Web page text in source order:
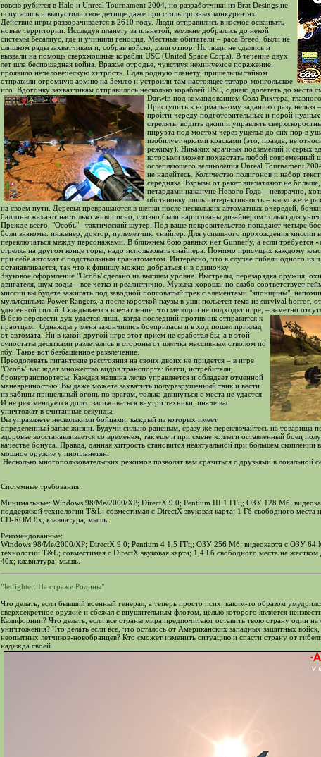
вовсю рубится в Halo и Unreal Tournament 2004, но разработчики из Brat Desings не
испугались и выпустили свое детище даже при столь грозных конкурентах.
Действие игры разворачивается в 2610 году. Люди отправились в космос осваивать
новые территории. Исследуя планету за планетой, земляне добрались до некой
системы Бесалиус, где и учинили геноцид. Местные обитатели – раса Breed, были не
слишком рады захватчикам и, собрав войско, дали отпор. Но люди не сдались и
вызвали на помощь сверхмощные корабли USC (United Space Corps). В течение двух
лет шла беспощадная война. Вражье отродье, чувствуя неминуемое поражение,
проявило нечеловеческую хитрость. Сдав родную планету, пришельцы тайком
отправили огромную армию на Землю и устроили там настоящее татаро-монгольское
иго. Вдогонку захватчикам отправилось несколько кораблей USC, однако долететь до места
Darwin под командованием Сола Рихтера,
Приступить к нормальному заданию сразу нельзя
пройти череду подготовительных и порой
стрелять, водить джип и управлять
пируэта под мостом через ущелье до сих пор в
изобилует яркими красками (это, правда, не
режиму). Никаких мрачных подземелий и серых
которыми может похвастать любой современный
ослепляющего великолепия Unreal Tournament
не надейтесь. Количество полигонов и набор
середняка. Взрывы от ракет впечатляют не
петардами накануне Нового Года – невзрачно,
обстановку лишь интерактивность – вы можете
на своем пути. Деревья превращаются в щепки после нескольких автоматных очередей,
баллоны жахают настолько живописно, словно были нарисованы дизайнером только для
Прежде всего, "Особь"– тактический шутер. Под ваше покровительство попадают четыре
боли знакомы: инженер, доктор, пулеметчик, снайпер. Для успешного прохождения миссии
переключаться между персонажами. В ближнем бою равных нет Gunner'у, а если требуется
стрелка на другом конце горы, надо использовать снайпера. Помимо присущих каждому
при себе автомат с подствольным гранатометом. Интересно, что в случае гибели одного из
останавливается, так что к финишу можно добраться и в одиночку
Звуковое оформление "Особь"сделано на высшем уровне. Выстрелы, перезарядка оружия,
двигателя, шум воды – все четко и реалистично. Музыка хороша, но слабо соответствует
миссии вы будете зажигать под заводной попсоватый трек с элементами "японщины",
мультфильма Power Rangers, а после короткой паузы в уши польется тема из survival horror,
удвоенной силой. Складывается впечатление, что мелодии не подходят игре, – заметно
В бою перевести дух удается лишь, когда последний противник отправится к
праотцам. Однажды у меня закончились боеприпасы и в ход пошел приклад
от автомата. Ни в какой другой игре этот прием не сработал бы, а в этой
супостаты десятками разлетались в стороны от щелчка массивным стволом по
лбу. Такое вот безбашенное развлечение.
Преодолевать гигантские расстояния на своих двоих не придется – в игре
"Особь" вас ждет множество видов транспорта: багги, истребители,
бронетранспортеры. Каждая машина легко управляется и обладает отменной
маневренностью. Вы даже можете захватить полуразрушенный танк и вести
из кабины прицельный огонь по врагам, только двинуться с места не удастся.
И не рекомендуется долго засиживаться внутри техники, иначе вас
уничтожат в считанные секунды.
Вы управляете несколькими бойцами, каждый из которых имеет
определенный запас жизни. Будучи сильно раненым, сразу же переключайтесь на товарища
здоровье восстанавливается со временем, так еще и при смене коллеги оставленный боец
качестве бонуса. Правда, данная хитрость становится неактуальной при большем
мощное оружие у инопланетян.
Несколько многопользовательских режимов позволят вам сразиться с друзьями в локальной
Системные требования:
Минимальные: Windows 98/Me/2000/XP; DirectX 9.0; Pentium III 1 ГГц; ОЗУ 128 Мб;
поддержкой технологии T&L; совместимая с DirectX звуковая карта; 1 Гб свободного места
CD-ROM 8x; клавиатура; мышь.
Рекомендованные:
Windows 98/Me/2000/XP; DirectX 9.0; Pentium 4 1,5 ГГц; ОЗУ 256 Мб; видеокарта с ОЗУ 64
технологии T&L; совместимая с DirectX звуковая карта; 1,4 Гб свободного места на
40x; клавиатура; мышь.
"Jetfighter: На страже Родины"
Что делать, если бывший военный генерал, а теперь просто псих, каким-то образом
сверхсекретное оружие и сбежал с внушительным флотом, целью которого является
Калифорнии? Что делать, если все страны мира предпочитают оставить твою страну один на
уничтожения? Что делать если все, что осталось от Американских западных защитных войск,
неопытных летчиков-новобранцев? Кто сможет изменить ситуацию и спасти страну от
надежда своей